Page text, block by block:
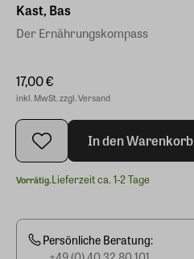
Kast, Bas
Der Ernährungskompass
17,00 €
inkl. MwSt. zzgl. Versand
In den Warenkorb
Vorrätig.Lieferzeit ca. 1-2 Tage
Persönliche Beratung: